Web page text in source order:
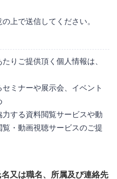
上で送信してください。
りご提供頂く個人情報は、
ミナーや展示会、イベント
する資料閲覧サービスや動
・動画視聴サービスのご提
又は職名、所属及び連絡先